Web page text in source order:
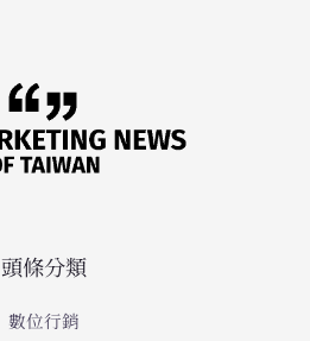
頭條分類
數位行銷